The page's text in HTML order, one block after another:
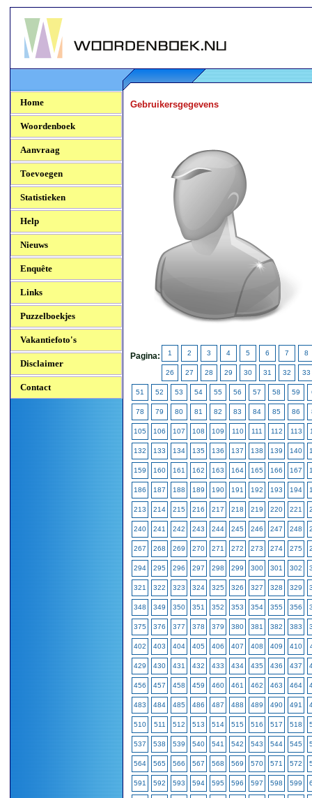
Woordenboek.NU
Home
Woordenboek
Aanvraag
Toevoegen
Statistieken
Help
Nieuws
Enquête
Links
Puzzelboekjes
Vakantiefoto's
Disclaimer
Contact
Gebruikersgegevens
Pagina: 1 2 3 4 5 6 7 8
26 27 28 29 30 31 32 33
51 52 53 54 55 56 57 58 59
78 79 80 81 82 83 84 85 86
105 106 107 108 109 110 111 112 113
132 133 134 135 136 137 138 139 140
159 160 161 162 163 164 165 166 167
186 187 188 189 190 191 192 193 194
213 214 215 216 217 218 219 220 221
240 241 242 243 244 245 246 247 248
267 268 269 270 271 272 273 274 275
294 295 296 297 298 299 300 301 302
321 322 323 324 325 326 327 328 329
348 349 350 351 352 353 354 355 356
375 376 377 378 379 380 381 382 383
402 403 404 405 406 407 408 409 410
429 430 431 432 433 434 435 436 437
456 457 458 459 460 461 462 463 464
483 484 485 486 487 488 489 490 491
510 511 512 513 514 515 516 517 518
537 538 539 540 541 542 543 544 545
564 565 566 567 568 569 570 571 572
591 592 593 594 595 596 597 598 599